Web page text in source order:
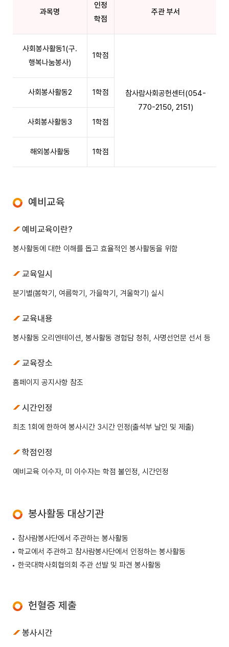
과목명
인정
학점
주관 부서
사회봉사활동1(구.
행복나눔봉사)
1학점
참사람사회공헌센터(054-
770-2150, 2151)
사회봉사활동2 1학점
사회봉사활동3 1학점
해외봉사활동 1학점
예비교육
예비교육이란?
봉사활동에 대한 이해를 돕고 효율적인 봉사활동을 위함
교육일시
분기별(봄학기, 여름학기, 가을학기, 겨울학기) 실시
교육내용
봉사활동 오리엔테이션, 봉사활동 경험담 청취, 사명선언문 선서 등
교육장소
홈페이지 공지사항 참조
시간인정
최초 1회에 한하여 봉사시간 3시간 인정(출석부 날인 및 제출)
학점인정
예비교육 이수자, 미 이수자는 학점 불인정, 시간인정
봉사활동 대상기관
참사람봉사단에서 주관하는 봉사활동
학교에서 주관하고 참사람봉사단에서 인정하는 봉사활동
한국대학사회협의회 주관 선발 및 파견 봉사활동
헌혈증 제출
봉사시간